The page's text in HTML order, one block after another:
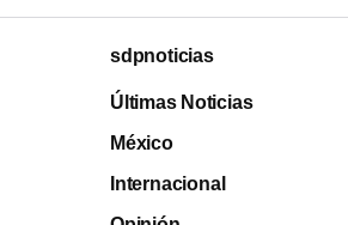
sdpnoticias
Últimas Noticias
México
Internacional